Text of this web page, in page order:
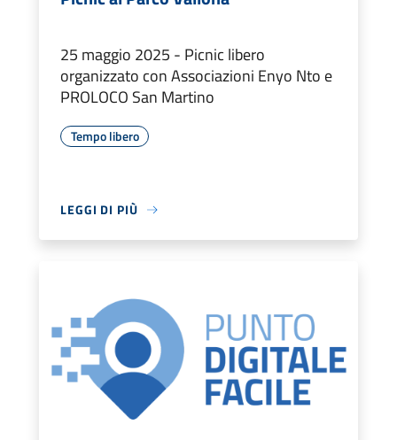
25 maggio 2025 - Picnic libero
organizzato con Associazioni Enyo Nto e
PROLOCO San Martino
Tempo libero
LEGGI DI PIÙ